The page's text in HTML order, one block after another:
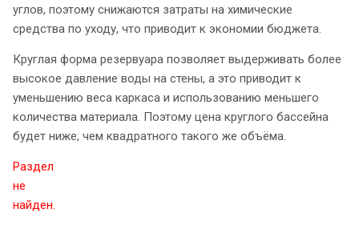
углов, поэтому снижаются затраты на химические
средства по уходу, что приводит к экономии бюджета.
Круглая форма резервуара позволяет выдерживать более
высокое давление воды на стены, а это приводит к
уменьшению веса каркаса и использованию меньшего
количества материала. Поэтому цена круглого бассейна
будет ниже, чем квадратного такого же объёма.
Раздел
не
найден.